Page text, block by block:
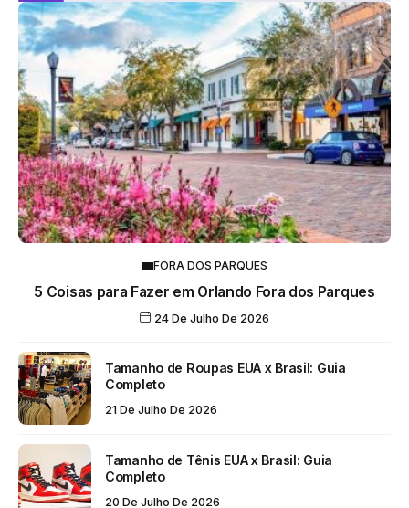
FORA DOS PARQUES
5 Coisas para Fazer em Orlando Fora dos Parques
24 De Julho De 2026
Tamanho de Roupas EUA x Brasil: Guia
Completo
21 De Julho De 2026
Tamanho de Tênis EUA x Brasil: Guia
Completo
20 De Julho De 2026